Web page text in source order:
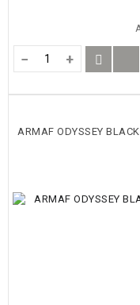
− +
ARMAF ODYSSEY